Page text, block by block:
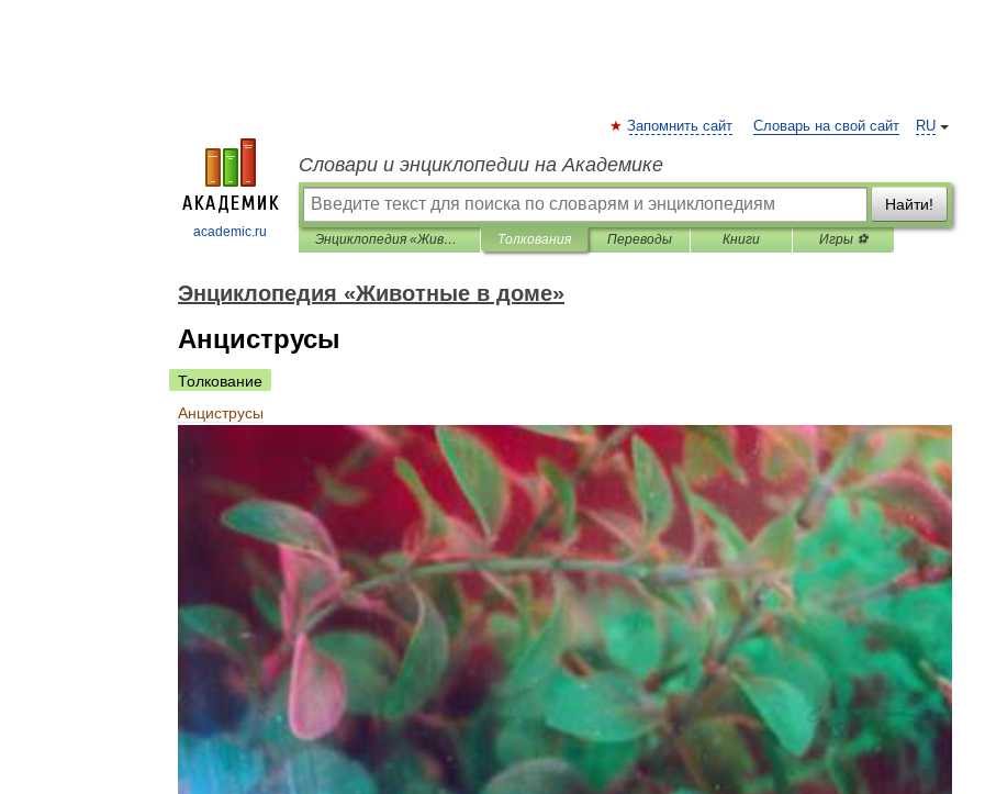
academic.ru
RU
Запомнить сайт Словарь на свой сайт
Словари и энциклопедии на Академике
Найти!
Энциклопедия «Животные в доме» Толкования Переводы Книги Игры ⚽
Энциклопедия «Животные в доме»
Анциструсы
Толкование
Анциструсы